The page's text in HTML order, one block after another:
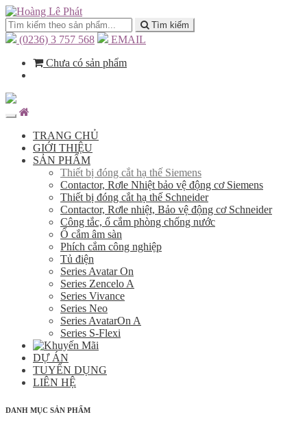
Tìm kiếm
(0236) 3 757 568
EMAIL
Chưa có sản phẩm
TRANG CHỦ
GIỚI THIỆU
SẢN PHẨM
Thiết bị đóng cắt hạ thế Siemens
Contactor, Rơle Nhiệt bảo vệ động cơ Siemens
Thiết bị đóng cắt hạ thế Schneider
Contactor, Rơle nhiệt, Bảo vệ động cơ Schneider
Công tắc, ổ cắm phòng chống nước
Ổ cắm âm sàn
Phích cắm công nghiệp
Tủ điện
Series Avatar On
Series Zencelo A
Series Vivance
Series Neo
Series AvatarOn A
Series S-Flexi
DỰ ÁN
TUYỂN DỤNG
LIÊN HỆ
DANH MỤC SẢN PHẨM